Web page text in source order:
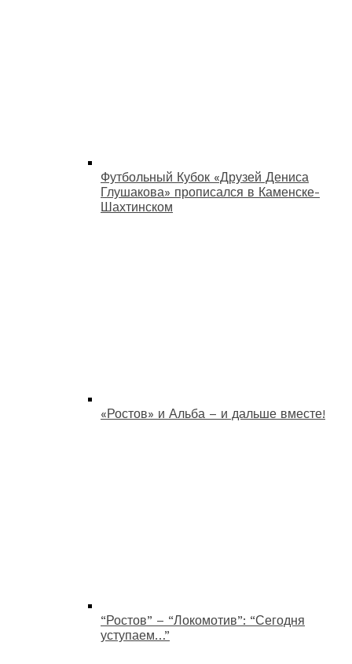
Футбольный Кубок «Друзей Дениса
Глушакова» прописался в Каменске-
Шахтинском
«Ростов» и Альба – и дальше вместе!
“Ростов” – “Локомотив”: “Сегодня
уступаем…”